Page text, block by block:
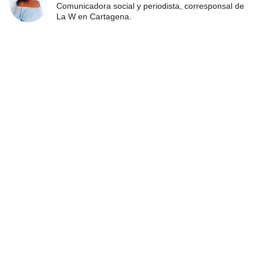
Comunicadora social y periodista, corresponsal de
La W en Cartagena.